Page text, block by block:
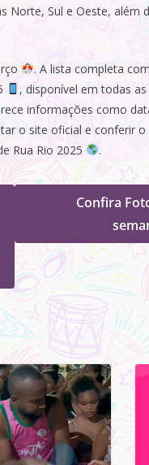
Sul e Oeste, além
. A lista completa
, disponível em todas
informações como
o site oficial e conferir o
Rua Rio 2025
.
Confira